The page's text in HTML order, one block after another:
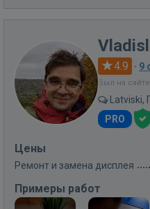
4.9 · 9
Был на
Latviski,
PRO
Цены
Ремонт и замена дисплея
Примеры работ